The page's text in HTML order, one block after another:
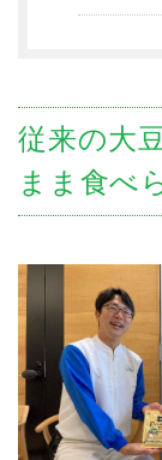
従来の大
まま食べ